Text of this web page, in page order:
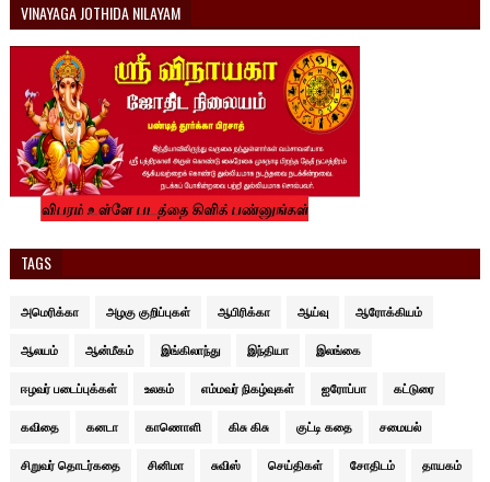
VINAYAGA JOTHIDA NILAYAM
TAGS
அமெரிக்கா அழகு குறிப்புகள் ஆபிரிக்கா ஆய்வு ஆரோக்கியம்
ஆலயம் ஆன்மீகம் இங்கிலாந்து இந்தியா இலங்கை
ஈழவர் படைப்புக்கள் உலகம் எம்மவர் நிகழ்வுகள் ஐரோப்பா கட்டுரை
கவிதை கனடா காணொளி கிசு கிசு குட்டி கதை சமையல்
சிறுவர் தொடர்கதை சினிமா சுவிஸ் செய்திகள் சோதிடம் தாயகம்